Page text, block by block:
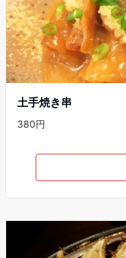
土手焼き串
380円